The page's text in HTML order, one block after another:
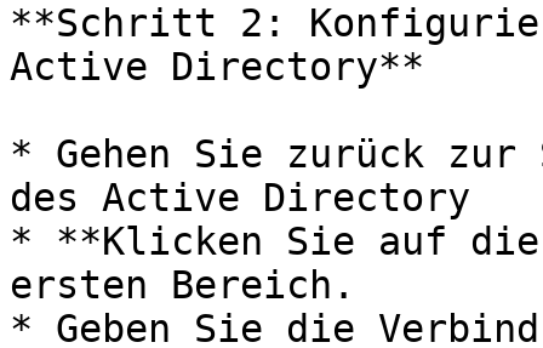
**Schritt 2:
Active Directory**
* Gehen Sie zurück zur
des Active Directory
* **Klicken Sie auf
ersten Bereich.
* Geben Sie die